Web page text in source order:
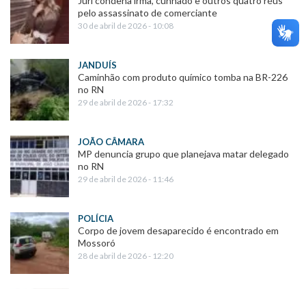
pelo assassinato de comerciante
30 de abril de 2026 - 10:08
JANDUÍS
Caminhão com produto químico tomba na BR-226
no RN
29 de abril de 2026 - 17:32
JOÃO CÂMARA
MP denuncia grupo que planejava matar delegado
no RN
29 de abril de 2026 - 11:46
POLÍCIA
Corpo de jovem desaparecido é encontrado em
Mossoró
28 de abril de 2026 - 12:20